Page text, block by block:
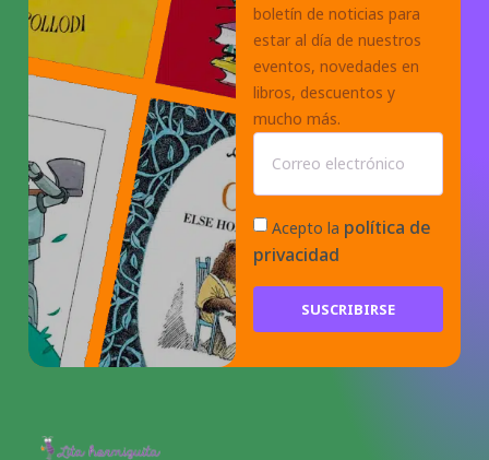
boletín de noticias para
estar al día de nuestros
eventos, novedades en
libros, descuentos y
mucho más.
Acepto la política de
privacidad
SUSCRIBIRSE